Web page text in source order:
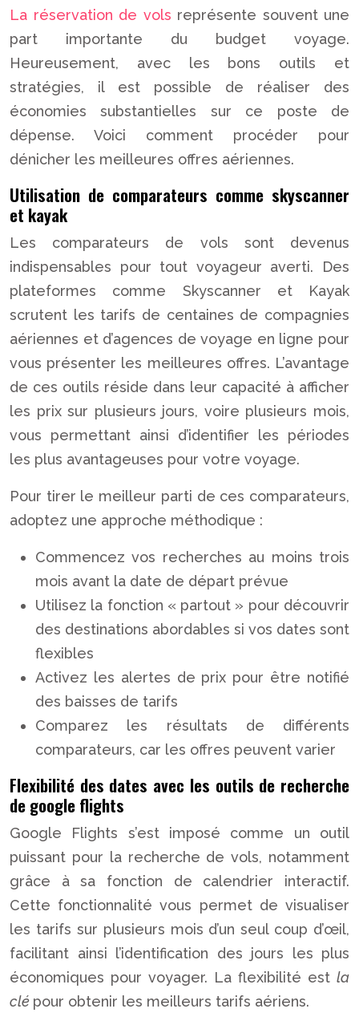
La réservation de vols représente souvent une
part importante du budget voyage.
Heureusement, avec les bons outils et
stratégies, il est possible de réaliser des
économies substantielles sur ce poste de
dépense. Voici comment procéder pour
dénicher les meilleures offres aériennes.
Utilisation de comparateurs comme skyscanner
et kayak
Les comparateurs de vols sont devenus
indispensables pour tout voyageur averti. Des
plateformes comme Skyscanner et Kayak
scrutent les tarifs de centaines de compagnies
aériennes et d’agences de voyage en ligne pour
vous présenter les meilleures offres. L’avantage
de ces outils réside dans leur capacité à afficher
les prix sur plusieurs jours, voire plusieurs mois,
vous permettant ainsi d’identifier les périodes
les plus avantageuses pour votre voyage.
Pour tirer le meilleur parti de ces comparateurs,
adoptez une approche méthodique :
Commencez vos recherches au moins trois
mois avant la date de départ prévue
Utilisez la fonction « partout » pour découvrir
des destinations abordables si vos dates sont
flexibles
Activez les alertes de prix pour être notifié
des baisses de tarifs
Comparez les résultats de différents
comparateurs, car les offres peuvent varier
Flexibilité des dates avec les outils de recherche
de google flights
Google Flights s’est imposé comme un outil
puissant pour la recherche de vols, notamment
grâce à sa fonction de calendrier interactif.
Cette fonctionnalité vous permet de visualiser
les tarifs sur plusieurs mois d’un seul coup d’œil,
facilitant ainsi l’identification des jours les plus
économiques pour voyager. La flexibilité est la
clé pour obtenir les meilleurs tarifs aériens.